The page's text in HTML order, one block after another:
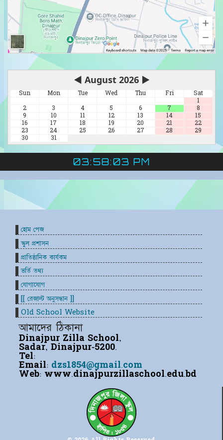
◀ August 2026 ▶
Sun Mon Tue Wed Thu Fri
Sat
1
2
3 4 5 6 7
8
9
10 11 12 13 14
15
16
17 18 19 20 21
22
23
24 25 26 27 28
29
30
31
03:58:04 PM
আমাদের ঠিকানা
Dinajpur Zilla School,
Sadar, Dinajpur-5200.
Tel:
Email: dzs1854@gmail.com
Web: www.dinajpurzillaschool.edu.bd
হোম পেজ
স্কুল প্রশাসন
প্রাতিষ্ঠানিক কার্যকম
ভর্তি তথ্য
যোগাযোগ
[[ রেজাল্ট অনুসন্ধান ]]
Old School Website